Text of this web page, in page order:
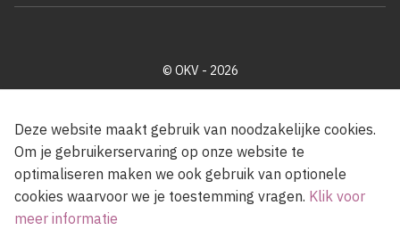
© OKV - 2026
Met steun van de Vlaamse Gemeenschap
Deze website maakt gebruik van noodzakelijke cookies.
Om je gebruikerservaring op onze website te
optimaliseren maken we ook gebruik van optionele
cookies waarvoor we je toestemming vragen. Klik voor
meer informatie